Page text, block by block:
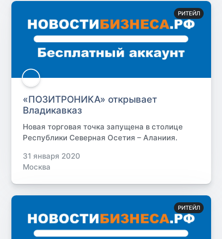
РИТЕЙЛ
«ПОЗИТРОНИКА» открывает
Владикавказ
Новая торговая точка запущена в столице
Республики Северная Осетия – Аланиия.
31 января 2020
Москва
РИТЕЙЛ